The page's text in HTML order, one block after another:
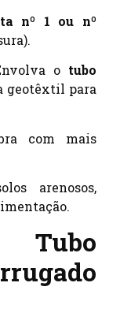
nº 1 ou nº
o tubo
geotêxtil para
com mais
arenosos,
Tubo